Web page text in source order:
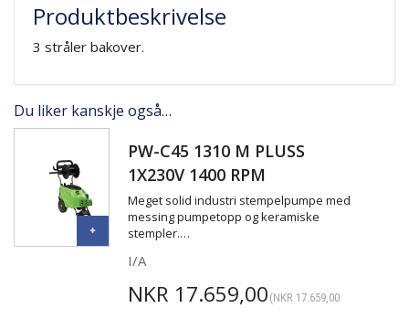
Produktbeskrivelse
3 stråler bakover.
Du liker kanskje også…
PW-C45 1310 M PLUSS
1X230V 1400 RPM
Meget solid industri stempelpumpe med
messing pumpetopp og keramiske
stempler.…
I/A
NKR 17.659,00 (NKR 17.659,00